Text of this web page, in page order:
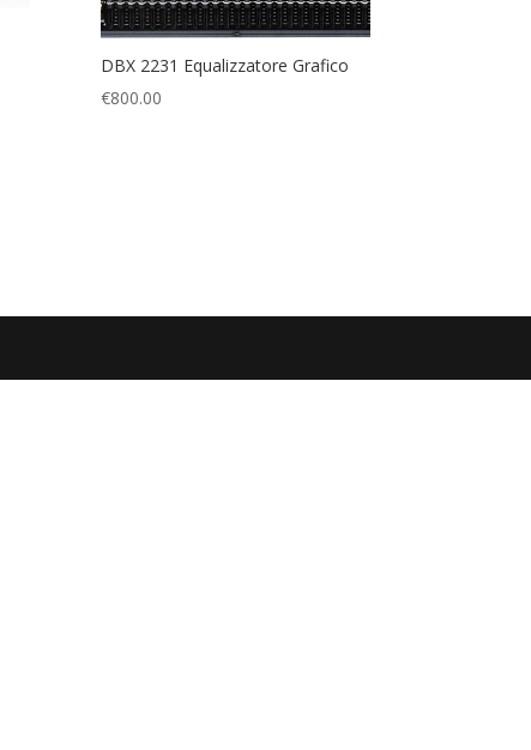
DBX 2231 Equalizzatore Grafico
€800.00